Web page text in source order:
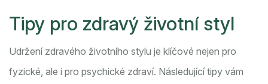
Tipy pro zdravý životní styl
Udržení zdravého životního stylu je klíčové nejen pro
fyzické, ale i pro psychické zdraví. Následující tipy vám